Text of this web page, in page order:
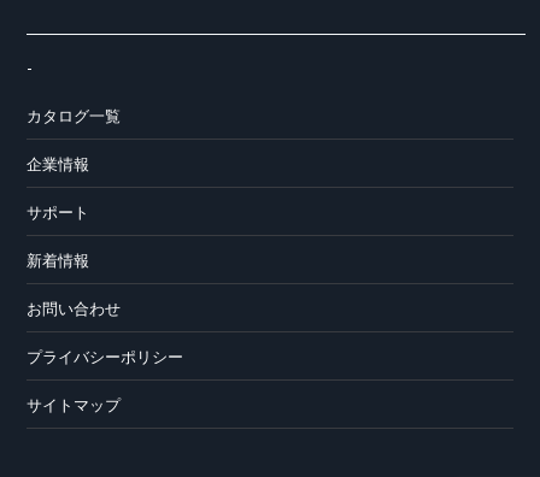
-
カタログ一覧
企業情報
サポート
新着情報
お問い合わせ
プライバシーポリシー
サイトマップ